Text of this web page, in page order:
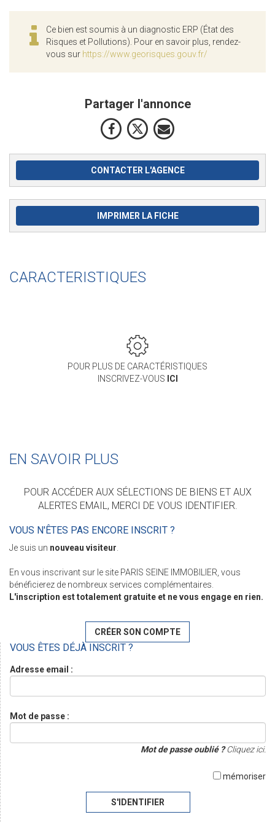
Ce bien est soumis à un diagnostic ERP (État des
Risques et Pollutions). Pour en savoir plus, rendez-
vous sur https://www.georisques.gouv.fr/
Partager l'annonce
CONTACTER L'AGENCE
IMPRIMER LA FICHE
CARACTERISTIQUES
POUR PLUS DE CARACTÉRISTIQUES
INSCRIVEZ-VOUS ICI
EN SAVOIR PLUS
POUR ACCÉDER AUX SÉLECTIONS DE BIENS ET AUX
ALERTES EMAIL, MERCI DE VOUS IDENTIFIER.
VOUS N'ÊTES PAS ENCORE INSCRIT ?
Je suis un nouveau visiteur
En vous inscrivant sur le site PARIS SEINE IMMOBILIER, vous
bénéficierez de nombreux services complémentaires.
L'inscription est totalement gratuite et ne vous engage en rien.
CRÉER SON COMPTE
VOUS ÊTES DÉJÀ INSCRIT ?
Adresse email :
Mot de passe :
Mot de passe oublié ?Cliquez ici.
mémoriser
S'IDENTIFIER